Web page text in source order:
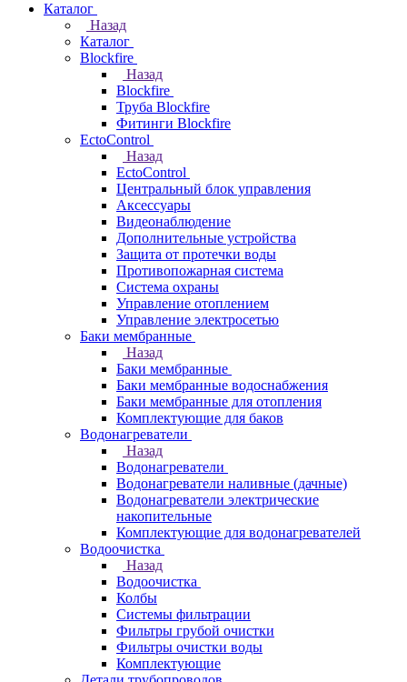
Каталог
Назад
Каталог
Blockfire
Назад
Blockfire
Труба Blockfire
Фитинги Blockfire
EctoControl
Назад
EctoControl
Центральный блок управления
Аксессуары
Видеонаблюдение
Дополнительные устройства
Защита от протечки воды
Противопожарная система
Система охраны
Управление отоплением
Управление электросетью
Баки мембранные
Назад
Баки мембранные
Баки мембранные водоснабжения
Баки мембранные для отопления
Комплектующие для баков
Водонагреватели
Назад
Водонагреватели
Водонагреватели наливные (дачные)
Водонагреватели электрические
накопительные
Комплектующие для водонагревателей
Водоочистка
Назад
Водоочистка
Колбы
Системы фильтрации
Фильтры грубой очистки
Фильтры очистки воды
Комплектующие